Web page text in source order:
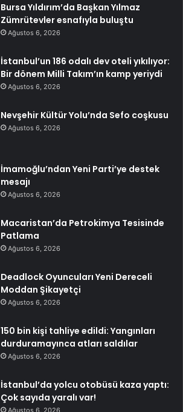
Bursa Yıldırım’da Başkan Yılmaz
Zümrütevler esnafıyla buluştu
Ağustos 6, 2026
İstanbul’un 186 odalı dev oteli yıkılıyor:
Bir dönem Milli Takım’ın kamp yeriydi
Ağustos 6, 2026
Nevşehir Kültür Yolu’nda Sefo coşkusu
Ağustos 6, 2026
İmamoğlu’ndan Yeni Parti’ye destek
mesajı
Ağustos 6, 2026
Macaristan’da Petrokimya Tesisinde
Patlama
Ağustos 6, 2026
Deadlock Oyuncuları Yeni Dereceli
Moddan Şikayetçi
Ağustos 6, 2026
150 bin kişi tahliye edildi: Yangınları
durduramayınca atları saldılar
Ağustos 6, 2026
İstanbul’da yolcu otobüsü kaza yaptı:
Çok sayıda yaralı var!
Ağustos 6, 2026